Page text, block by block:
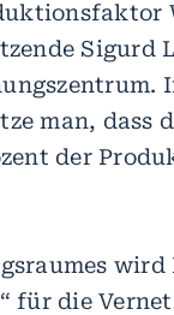
Sigurd
man, dass
der
wird
für die